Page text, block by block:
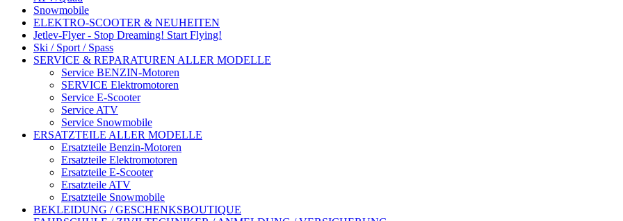
Snowmobile
ELEKTRO-SCOOTER & NEUHEITEN
Jetlev-Flyer - Stop Dreaming! Start Flying!
Ski / Sport / Spass
SERVICE & REPARATUREN ALLER MODELLE
Service BENZIN-Motoren
SERVICE Elektromotoren
Service E-Scooter
Service ATV
Service Snowmobile
ERSATZTEILE ALLER MODELLE
Ersatzteile Benzin-Motoren
Ersatzteile Elektromotoren
Ersatzteile E-Scooter
Ersatzteile ATV
Ersatzteile Snowmobile
BEKLEIDUNG / GESCHENKSBOUTIQUE